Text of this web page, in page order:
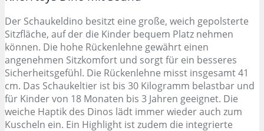
Der Schaukeldino besitzt eine große, weich gepolsterte
Sitzfläche, auf der die Kinder bequem Platz nehmen
können. Die hohe Rückenlehne gewährt einen
angenehmen Sitzkomfort und sorgt für ein besseres
Sicherheitsgefühl. Die Rückenlehne misst insgesamt 41
cm. Das Schaukeltier ist bis 30 Kilogramm belastbar und
für Kinder von 18 Monaten bis 3 Jahren geeignet. Die
weiche Haptik des Dinos lädt immer wieder auch zum
Kuscheln ein. Ein Highlight ist zudem die integrierte